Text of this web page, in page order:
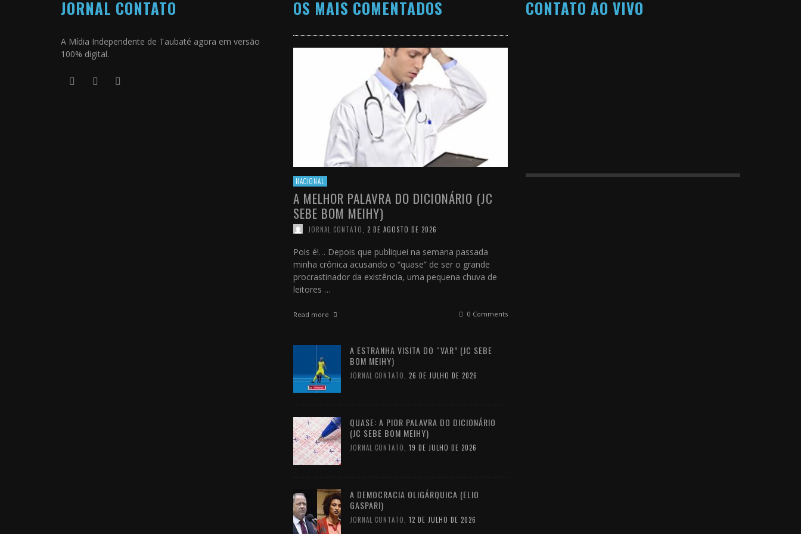
JORNAL CONTATO
A Mídia Independente de Taubaté agora em versão
100% digital.
OS MAIS COMENTADOS
NACIONAL
A MELHOR PALAVRA DO DICIONÁRIO (JC
SEBE BOM MEIHY)
JORNAL CONTATO 2 DE AGOSTO DE 2026
Pois é!… Depois que publiquei na semana passada
minha crônica acusando o “quase” de ser o grande
procrastinador da existência, uma pequena chuva de
leitores …
Read more 0 Comments
A ESTRANHA VISITA DO “VAR” (JC SEBE
BOM MEIHY)
JORNAL CONTATO, 26 DE JULHO DE 2026
QUASE: A PIOR PALAVRA DO DICIONÁRIO
(JC SEBE BOM MEIHY)
JORNAL CONTATO, 19 DE JULHO DE 2026
A DEMOCRACIA OLIGÁRQUICA (ELIO
GASPARI)
JORNAL CONTATO, 12 DE JULHO DE 2026
CONTATO AO VIVO